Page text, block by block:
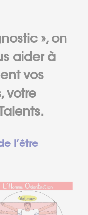
», on
aider à
vos
votre
l’être